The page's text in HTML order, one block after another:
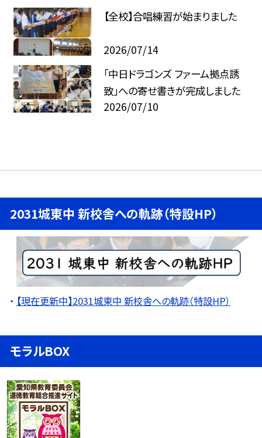
【全校】合唱練習が始まりました
2026/07/14
「中日ドラゴンズ ファーム拠点誘
致」への寄せ書きが完成しました
2026/07/10
2031城東中 新校舎への軌跡（特設HP）
【現在更新中】2031城東中 新校舎への軌跡（特設HP）
モラルBOX